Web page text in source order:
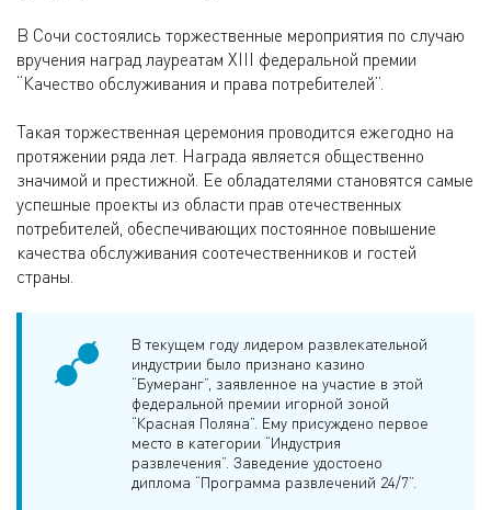
В Сочи состоялись торжественные мероприятия по случаю
вручения наград лауреатам XIII федеральной премии
“Качество обслуживания и права потребителей”.
Такая торжественная церемония проводится ежегодно на
протяжении ряда лет. Награда является общественно
значимой и престижной. Ее обладателями становятся самые
успешные проекты из области прав отечественных
потребителей, обеспечивающих постоянное повышение
качества обслуживания соотечественников и гостей
страны.
В текущем году лидером развлекательной
индустрии было признано казино
“Бумеранг”, заявленное на участие в этой
федеральной премии игорной зоной
“Красная Поляна”. Ему присуждено первое
место в категории “Индустрия
развлечения”. Заведение удостоено
диплома “Программа развлечений 24/7”.